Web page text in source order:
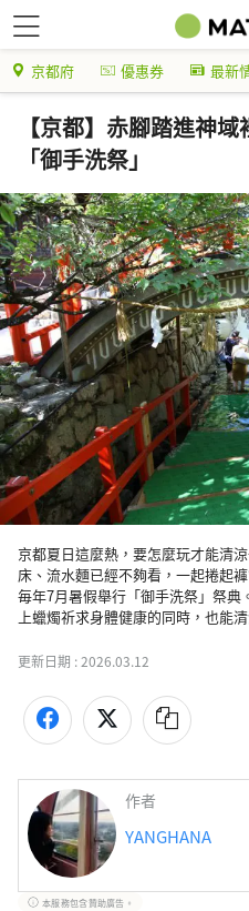
京都府 優惠券 最新
【京都】赤腳踏進神
「御手洗祭」
京都夏日這麼熱，要怎麼玩才能清
床、流水麵已經不夠看，一起捲起
毎年7月暑假舉行「御手洗祭」祭
上蠟燭祈求身體健康的同時，也能
更新日期 :2026.03.12
作者
YANGHANA
本服務包含贊助廣告。